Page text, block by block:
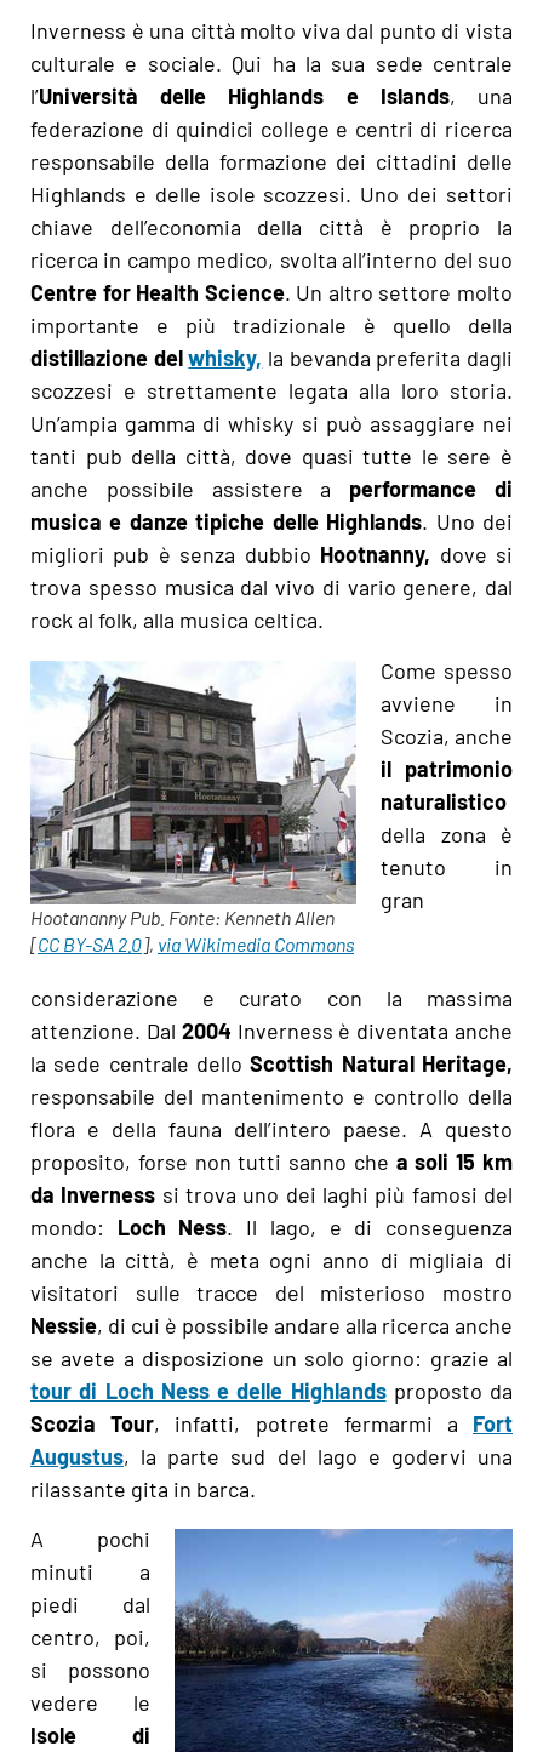
Inverness è una città molto viva dal punto di vista
culturale e sociale. Qui ha la sua sede centrale
l’Università delle Highlands e Islands, una
federazione di quindici college e centri di ricerca
responsabile della formazione dei cittadini delle
Highlands e delle isole scozzesi. Uno dei settori
chiave dell’economia della città è proprio la
ricerca in campo medico, svolta all’interno del suo
Centre for Health Science. Un altro settore molto
importante e più tradizionale è quello della
distillazione delwhisky, la bevanda preferita dagli
scozzesi e strettamente legata alla loro storia.
Un’ampia gamma di whisky si può assaggiare nei
tanti pub della città, dove quasi tutte le sere è
anche possibile assistere a performance di
musica e danze tipiche delle Highlands. Uno dei
migliori pub è senza dubbio Hootnanny, dove si
trova spesso musica dal vivo di vario genere, dal
rock al folk, alla musica celtica.
Hootananny Pub. Fonte: Kenneth Allen
[CC BY-SA 2.0], via Wikimedia Commons
Come spesso
avviene in
Scozia, anche
il patrimonio
naturalistico
della zona è
tenuto in
gran
considerazione e curato con la massima
attenzione. Dal 2004 Inverness è diventata anche
la sede centrale delloScottish Natural Heritage,
responsabile del mantenimento e controllo della
flora e della fauna dell’intero paese. A questo
proposito, forse non tutti sanno che a soli 15 km
da Inverness si trova uno dei laghi più famosi del
mondo: Loch Ness. Il lago, e di conseguenza
anche la città, è meta ogni anno di migliaia di
visitatori sulle tracce del misterioso mostro
Nessie, di cui è possibile andare alla ricerca anche
se avete a disposizione un solo giorno: grazie al
tour di Loch Ness e delle Highlandsproposto da
Scozia Tour, infatti, potrete fermarmi a Fort
Augustus, la parte sud del lago e godervi una
rilassante gita in barca.
A pochi
minuti a
piedi dal
centro, poi,
si possono
vedere le
Isole di